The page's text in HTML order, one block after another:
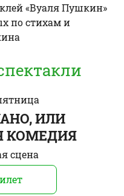
«Вуаля Пушкин»
по стихам и
ИЛИ
КОМЕДИЯ
сцена